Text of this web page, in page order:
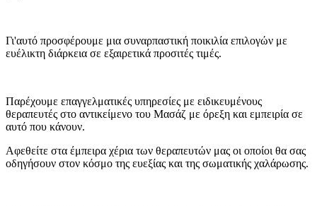
Γι'αυτό προσφέρουμε μια συναρπαστική ποικιλία επιλογών με
ευέλικτη διάρκεια σε εξαιρετικά προσιτές τιμές.
Παρέχουμε επαγγελματικές υπηρεσίες με ειδικευμένους
θεραπευτές στο αντικείμενο του Μασάζ με όρεξη και εμπειρία σε
αυτό που κάνουν.
Αφεθείτε στα έμπειρα χέρια των θεραπευτών μας οι οποίοι θα σας
οδηγήσουν στον κόσμο της ευεξίας και της σωματικής χαλάρωσης.